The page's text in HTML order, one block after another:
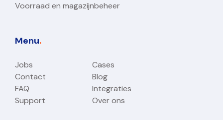
Voorraad en magazijnbeheer
Menu.
Jobs
Cases
Contact
Blog
FAQ
Integraties
Support
Over ons